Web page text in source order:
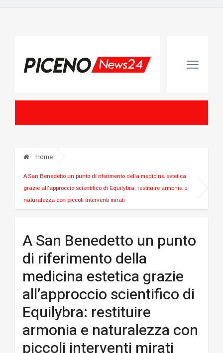
Home
A San Benedetto un punto di riferimento della medicina estetica
grazie all’approccio scientifico di Equilybra: restituire armonia e
naturalezza con piccoli interventi mirati
A San Benedetto un punto
di riferimento della
medicina estetica grazie
all’approccio scientifico di
Equilybra: restituire
armonia e naturalezza con
piccoli interventi mirati